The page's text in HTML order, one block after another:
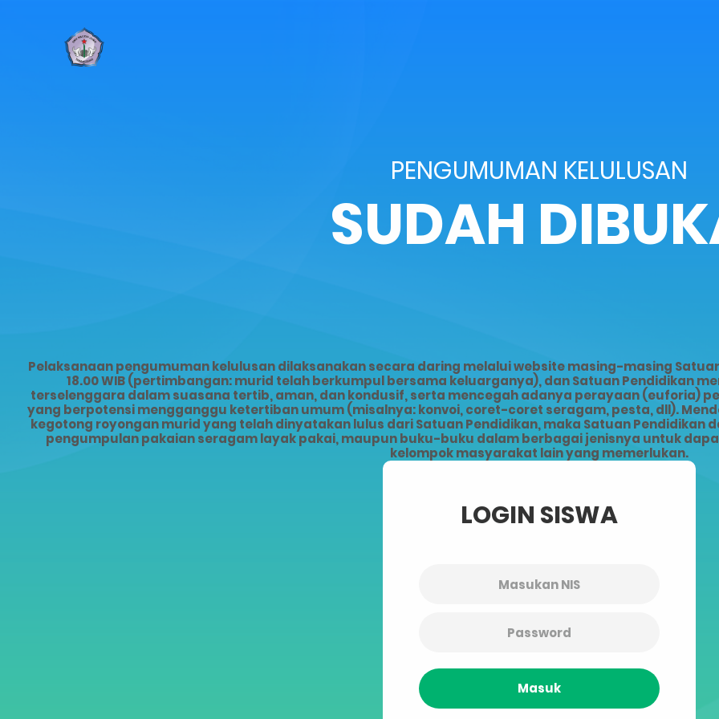
PENGUMUMAN KELULUSAN
SUDAH
Pelaksanaan pengumuman kelulusan dilaksanakan secara daring melalui website masing-masing
18.00 WIB (pertimbangan: murid telah berkumpul bersama keluarganya), dan Satuan Pendidikan
terselenggara dalam suasana tertib, aman, dan kondusif, serta mencegah adanya perayaan (euforia)
yang berpotensi mengganggu ketertiban umum (misalnya: konvoi, coret-coret seragam, pesta, dll).
kegotong royongan murid yang telah dinyatakan lulus dari Satuan Pendidikan, maka Satuan
pengumpulan pakaian seragam layak pakai, maupun buku-buku dalam berbagai jenisnya untuk
kelompok masyarakat lain yang memerlukan.
LOGIN SISWA
Masuk